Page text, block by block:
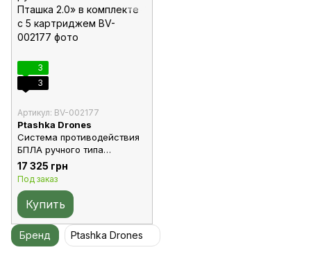
3
3
Артикул: BV-002177
Ptashka Drones
Система противодействия
БПЛА ручного типа
«Ситкомет Пташка 2.0» в
комплекте с 5 картриджем
17 325 грн
Под заказ
Купить
Бренд Ptashka Drones